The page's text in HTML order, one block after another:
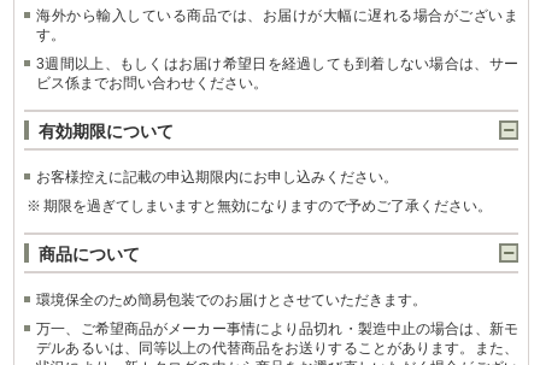
海外から輸入している商品では、お届けが大幅に遅れる場合がございま
す。
3週間以上、もしくはお届け希望日を経過しても到着しない場合は、サー
ビス係までお問い合わせください。
有効期限について
お客様控えに記載の申込期限内にお申し込みください。
※ 期限を過ぎてしまいますと無効になりますので予めご了承ください。
商品について
環境保全のため簡易包装でのお届けとさせていただきます。
万一、ご希望商品がメーカー事情により品切れ・製造中止の場合は、新モ
デルあるいは、同等以上の代替商品をお送りすることがあります。また、